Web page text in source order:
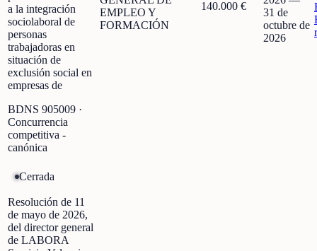
a la integración
sociolaboral de
personas
trabajadoras en
situación de
exclusión social en
empresas de
BDNS 905009 ·
Concurrencia
competitiva -
canónica
EMPLEO Y
FORMACIÓN
140.000 €
31 de
octubre de
2026
Cerrada
Resolución de 11
de mayo de 2026,
del director general
de LABORA